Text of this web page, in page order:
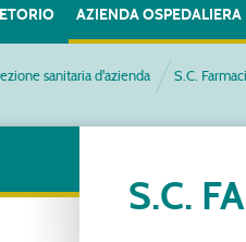
AZIENDA OSPEDALIERA
sanitaria d'azienda S.C.
S.C.